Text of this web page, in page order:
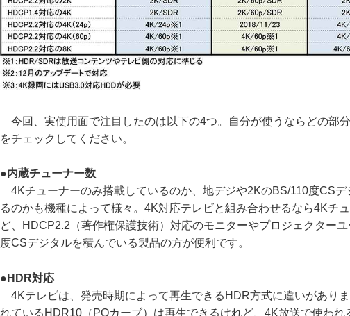
今回、実使用面で注目したのは以下の4つ。自分が使うならどの部
をチェックしてください。
●内蔵チューナー数
4Kチューナーのみ搭載しているのか、地デジや2KのBS/110度CSデ
るのかも機種によって様々。4K対応テレビと組み合わせるなら4Kチ
ど、HDCP2.2（著作権保護技術）対応のモニターやプロジェクター
度CSデジタルを積んでいる製品の方が便利です。
●HDR対応
4Kテレビは、発売時期によって再生できるHDR方式に違いがあり
れているHDR10（PQカーブ）は再生できるけれど、4K放送で使わ